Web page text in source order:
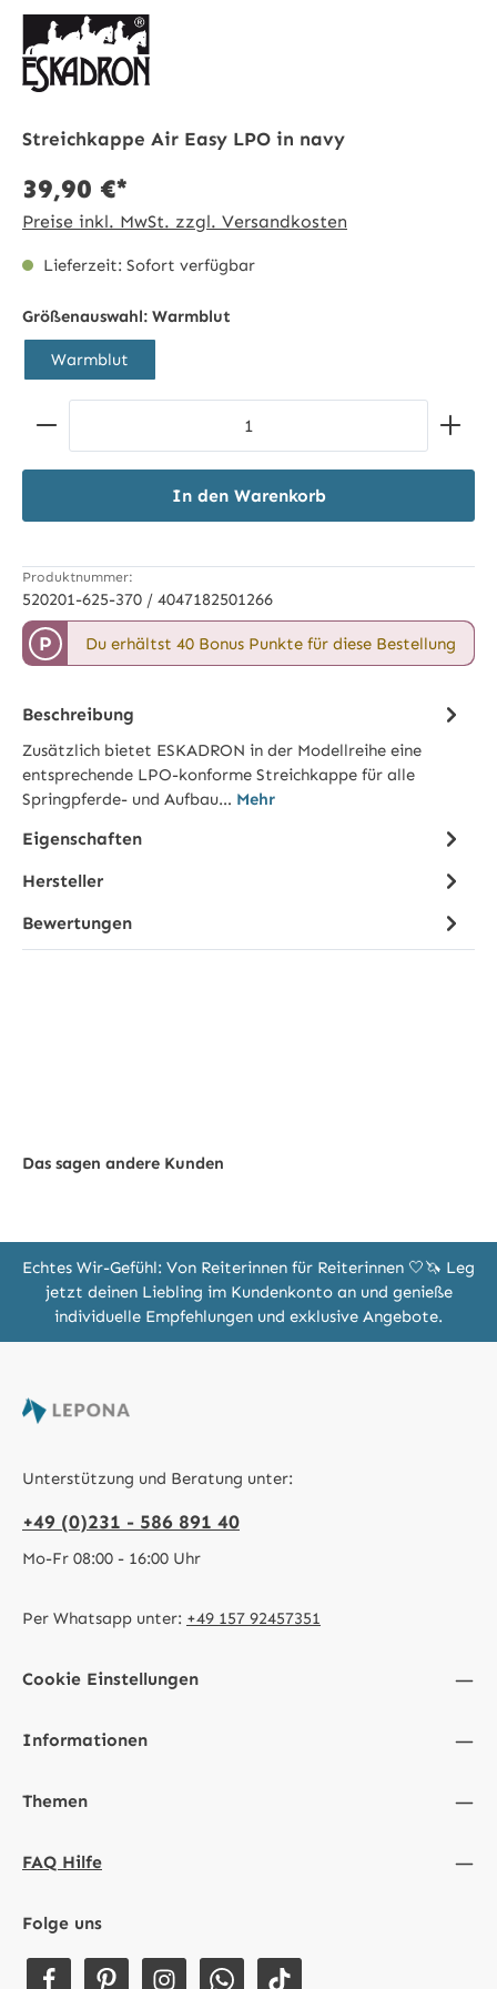
Streichkappe Air Easy LPO in navy
39,90 €*
Preise inkl. MwSt. zzgl. Versandkosten
Lieferzeit: Sofort verfügbar
Größenauswahl: Warmblut
Warmblut
Produkt Anzahl: Gib den gewünschten Wert ein
In den Warenkorb
Produktnummer:
520201-625-370 / 4047182501266
P Du erhältst 40 Bonus Punkte für diese Bestellung
Beschreibung
Zusätzlich bietet ESKADRON in der Modellreihe eine
entsprechende LPO-konforme Streichkappe für alle
Springpferde- und Aufbau… Mehr
Eigenschaften
Hersteller
Bewertungen
Das sagen andere Kunden
Echtes Wir-Gefühl: Von Reiterinnen für Reiterinnen 🤍🦄 Leg
jetzt deinen Liebling im Kundenkonto an und genieße
individuelle Empfehlungen und exklusive Angebote.
Unterstützung und Beratung unter:
+49 (0)231 - 586 891 40
Mo-Fr 08:00 - 16:00 Uhr
Per Whatsapp unter: +49 157 92457351
Cookie Einstellungen
Informationen
Themen
FAQ Hilfe
Folge uns